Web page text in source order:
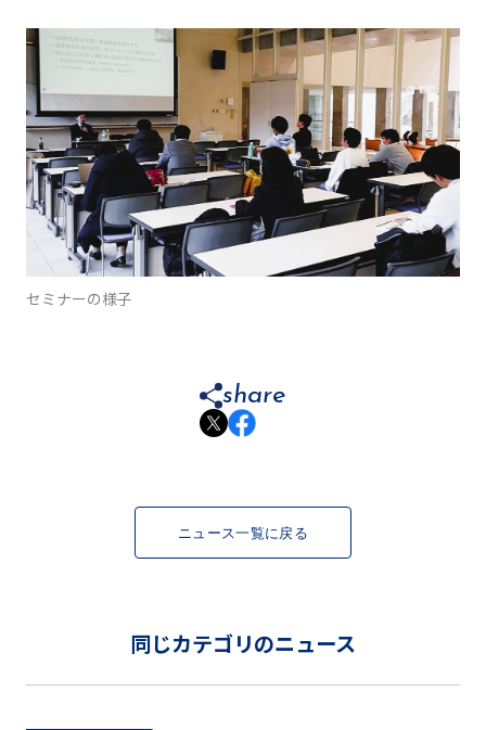
セミナーの様子
share
ニュース一覧に戻る
同じカテゴリのニュース